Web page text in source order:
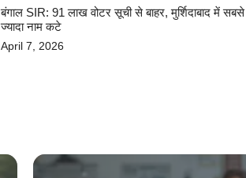
बंगाल SIR: 91 लाख वोटर सूची से बाहर, मुर्शिदाबाद में सबसे
ज्यादा नाम कटे
April 7, 2026